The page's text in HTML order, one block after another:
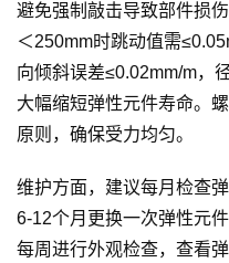
避免强制敲击导致部件损
＜250mm时跳动值需
向倾斜误差≤0.02mm/m，
大幅缩短弹性元件寿命。
原则，确保受力均匀。
维护方面，建议每月检查
6-12个月更换一次弹性元
每周进行外观检查，查看